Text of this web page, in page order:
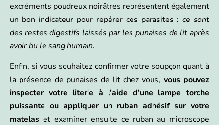
excréments poudreux noirâtres représentent également
un bon indicateur pour repérer ces parasites : ce sont
des restes digestifs laissés par les punaises de lit après
avoir bu le sang humain.
Enfin, si vous souhaitez confirmer votre soupçon quant à
la présence de punaises de lit chez vous, vous pouvez
inspecter votre literie à l’aide d’une lampe torche
puissante ou appliquer un ruban adhésif sur votre
matelas et examiner ensuite ce ruban au microscope